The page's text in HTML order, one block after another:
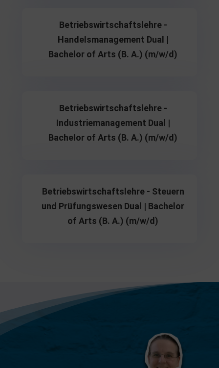
Betriebswirtschaftslehre -
Handelsmanagement Dual |
Bachelor of Arts (B. A.) (m/w/d)
Betriebswirtschaftslehre -
Industriemanagement Dual |
Bachelor of Arts (B. A.) (m/w/d)
Betriebswirtschaftslehre - Steuern
und Prüfungswesen Dual | Bachelor
of Arts (B. A.) (m/w/d)